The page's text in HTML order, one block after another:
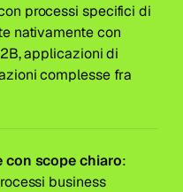
processi specifici di
nativamente con
applicazioni di
complesse fra
scope chiaro:
business